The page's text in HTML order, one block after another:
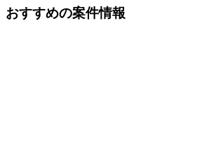
おすすめの案件情報